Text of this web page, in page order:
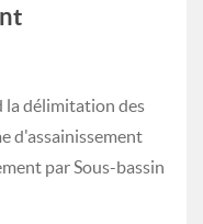
la délimitation des
d'assainissement
par Sous-bassin